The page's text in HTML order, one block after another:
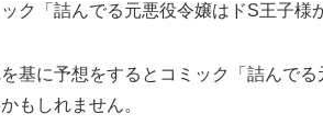
ク「詰んでる元悪役令嬢はドS王子様
基に予想をするとコミック「詰んで
もしれません。